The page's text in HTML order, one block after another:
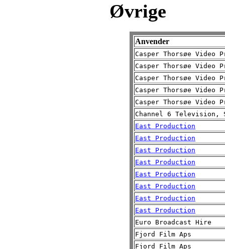
Øvrige
Anvender
Casper Thorsøe Video
Casper Thorsøe Video
Casper Thorsøe Video
Casper Thorsøe Video
Casper Thorsøe Video
Channel 6 Television,
East Production
East Production
East Production
East Production
East Production
East Production
East Production
East Production
Euro Broadcast Hire
Fjord Film Aps
Fjord Film Aps